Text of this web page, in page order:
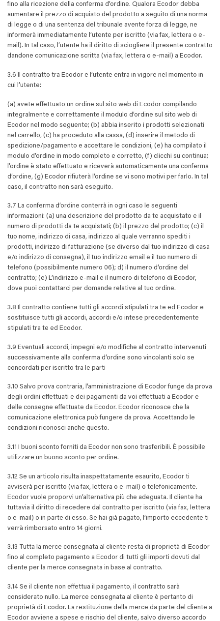
fino alla ricezione della conferma d’ordine. Qualora Ecodor debba
aumentare il prezzo di acquisto del prodotto a seguito di una norma
di legge o di una sentenza del tribunale avente forza di legge, ne
informerà immediatamente l’utente per iscritto (via fax, lettera o e-
mail). In tal caso, l’utente ha il diritto di sciogliere il presente contratto
dandone comunicazione scritta (via fax, lettera o e-mail) a Ecodor.
3.6 Il contratto tra Ecodor e l’utente entra in vigore nel momento in
cui l’utente:
(a) avete effettuato un ordine sul sito web di Ecodor compilando
integralmente e correttamente il modulo d’ordine sul sito web di
Ecodor nel modo seguente; (b) abbia inserito i prodotti selezionati
nel carrello, (c) ha proceduto alla cassa, (d) inserire il metodo di
spedizione/pagamento e accettare le condizioni, (e) ha compilato il
modulo d’ordine in modo completo e corretto, (f) clicchi su continua;
l’ordine è stato effettuato e riceverà automaticamente una conferma
d’ordine, (g) Ecodor rifiuterà l’ordine se vi sono motivi per farlo. In tal
caso, il contratto non sarà eseguito.
3.7 La conferma d’ordine conterrà in ogni caso le seguenti
informazioni: (a) una descrizione del prodotto da te acquistato e il
numero di prodotti da te acquistati; (b) il prezzo del prodotto; (c) il
tuo nome, indirizzo di casa, indirizzo al quale verranno spediti i
prodotti, indirizzo di fatturazione (se diverso dal tuo indirizzo di casa
e/o indirizzo di consegna), il tuo indirizzo email e il tuo numero di
telefono (possibilmente numero 06); d) il numero d’ordine del
contratto; (e) L’indirizzo e-mail e il numero di telefono di Ecodor,
dove puoi contattarci per domande relative al tuo ordine.
3.8 Il contratto contiene tutti gli accordi stipulati tra te ed Ecodor e
sostituisce tutti gli accordi, accordi e/o intese precedentemente
stipulati tra te ed Ecodor.
3.9 Eventuali accordi, impegni e/o modifiche al contratto intervenuti
successivamente alla conferma d’ordine sono vincolanti solo se
concordati per iscritto tra le parti
3.10 Salvo prova contraria, l’amministrazione di Ecodor funge da prova
degli ordini effettuati e dei pagamenti da voi effettuati a Ecodor e
delle consegne effettuate da Ecodor. Ecodor riconosce che la
comunicazione elettronica può fungere da prova. Accettando le
condizioni riconosci anche questo.
3.11 I buoni sconto forniti da Ecodor non sono trasferibili. È possibile
utilizzare un buono sconto per ordine.
3.12 Se un articolo risulta inaspettatamente esaurito, Ecodor ti
avviserà per iscritto (via fax, lettera o e-mail) o telefonicamente.
Ecodor vuole proporvi un’alternativa più che adeguata. Il cliente ha
tuttavia il diritto di recedere dal contratto per iscritto (via fax, lettera
o e-mail) o in parte di esso. Se hai già pagato, l’importo eccedente ti
verrà rimborsato entro 14 giorni.
3.13 Tutta la merce consegnata al cliente resta di proprietà di Ecodor
fino al completo pagamento a Ecodor di tutti gli importi dovuti dal
cliente per la merce consegnata in base al contratto.
3.14 Se il cliente non effettua il pagamento, il contratto sarà
considerato nullo. La merce consegnata al cliente è pertanto di
proprietà di Ecodor. La restituzione della merce da parte del cliente a
Ecodor avviene a spese e rischio del cliente, salvo diverso accordo